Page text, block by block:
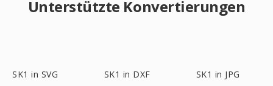
Unterstützte Konvertierungen
SK1 in SVG SK1 in DXF SK1 in JPG